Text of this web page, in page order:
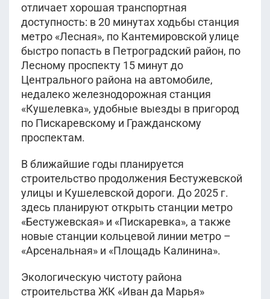
отличает хорошая транспортная
доступность: в 20 минутах ходьбы станция
метро «Лесная», по Кантемировской улице
быстро попасть в Петроградский район, по
Лесному проспекту 15 минут до
Центрального района на автомобиле,
недалеко железнодорожная станция
«Кушелевка», удобные выезды в пригород
по Пискаревскому и Гражданскому
проспектам.
В ближайшие годы планируется
строительство продолжения Бестужевской
улицы и Кушелевской дороги. До 2025 г.
здесь планируют открыть станции метро
«Бестужевская» и «Пискаревка», а также
новые станции кольцевой линии метро –
«Арсенальная» и «Площадь Калинина».
Экологическую чистоту района
строительства ЖК «Иван да Марья»